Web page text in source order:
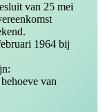
van 25 mei
1964 bij
van